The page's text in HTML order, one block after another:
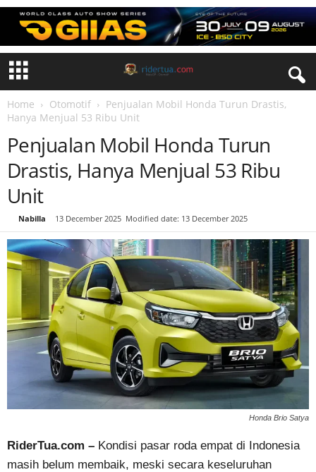
Home Otomotif
Penjualan Mobil Honda Turun Drastis,
Hanya Menjual 53 Ribu Unit
Penjualan Mobil Honda Turun
Drastis, Hanya Menjual 53 Ribu
Unit
Nabilla 13 December 2025 Modified date: 13 December 2025
Honda Brio Satya
RiderTua.com – Kondisi pasar roda empat di Indonesia
masih belum membaik, meski secara keseluruhan